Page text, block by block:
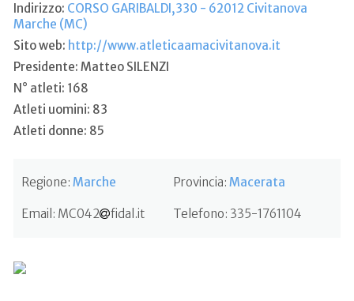
Indirizzo: CORSO GARIBALDI,330 - 62012 Civitanova
Marche (MC)
Sito web: http://www.atleticaamacivitanova.it
Presidente: Matteo SILENZI
N° atleti: 168
Atleti uomini: 83
Atleti donne: 85
Regione: Marche Provincia: Macerata
Email: MC042 fidal.it Telefono: 335-1761104